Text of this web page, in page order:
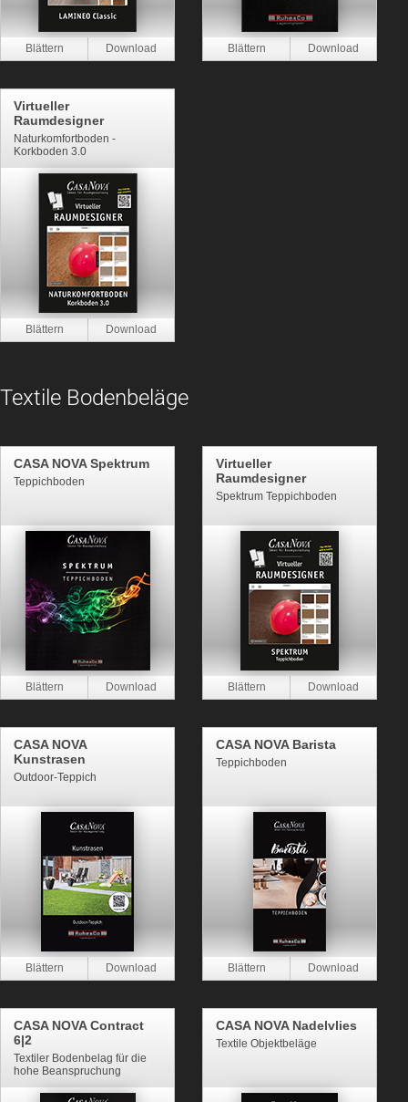
Virtueller
Raumdesigner
Naturkomfortboden -
Korkboden 3.0
Textile Bodenbeläge
CASA NOVA Spektrum
Teppichboden
Virtueller
Raumdesigner
Spektrum Teppichboden
CASA NOVA
Kunstrasen
Outdoor-Teppich
CASA NOVA Barista
Teppichboden
CASA NOVA Contract
6|2
Textiler Bodenbelag für die
hohe Beanspruchung
CASA NOVA Nadelvlies
Textile Objektbeläge